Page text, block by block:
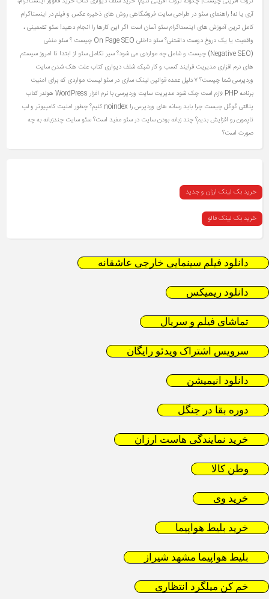
آری یا نه! راهنمای سئو در طراحی سایت فروشگاهیروش های ذخیره عکس و فیلم در اینستاگرام
کامل ترین آموزش های اینستاگرامسئو آسان است اگر این کارها را انجام دهید! سئو تضمینی ،
واقعیت یا یک دروغ دوست‌ داشتنی؟سئو داخلی On Page SEO چیست ؟
سئو منفی
(Negative SEO) چیست و شامل چه مواردی می شود؟
سیر تکامل سئو از ابتدا تا امروز سیستم
های نرم افزاری مدیریت فرایند کسب و کار شبکهشلف دیواری کتابعلت هک شدن سایت
وردپرسی شما چیست؟ ۷ دلیل عمده
قوانین لینک سازی در سئو لیست مواردی که برای امنیت
برنامه PHP لازم است چک شود
مدیریت سایت وردپرسی با نرم افزار WordPress
هولدر کتاب
پنالتی گوگل چیست چرا باید رسانه های وردپرس را noindex کنیم؟
چطور امنیت کامپیوتر و لپ
تاپمون رو افزایش بدیم؟چند زبانه بودن سایت در سئو مفید است؟ سئو سایت چندزبانه به چه
صورت است؟
خرید بک لینک ارزان و جدید
خرید بک لینک فالو
دانلود فیلم سینمایی خارجی عاشقانه
دانلود ریمیکس
تماشای فیلم و سریال
سرویس اشتراک ویدئو رایگان
دانلود انیمیشن
دوره بقا در جنگل
خرید نمایندگی هاست ارزان
وطن کالا
خرید وی
خرید بلیط هواپیما
بلیط هواپیما مشهد شیراز
خم کن میلگرد انتظاری